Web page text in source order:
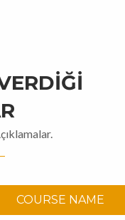
COURSE NAME